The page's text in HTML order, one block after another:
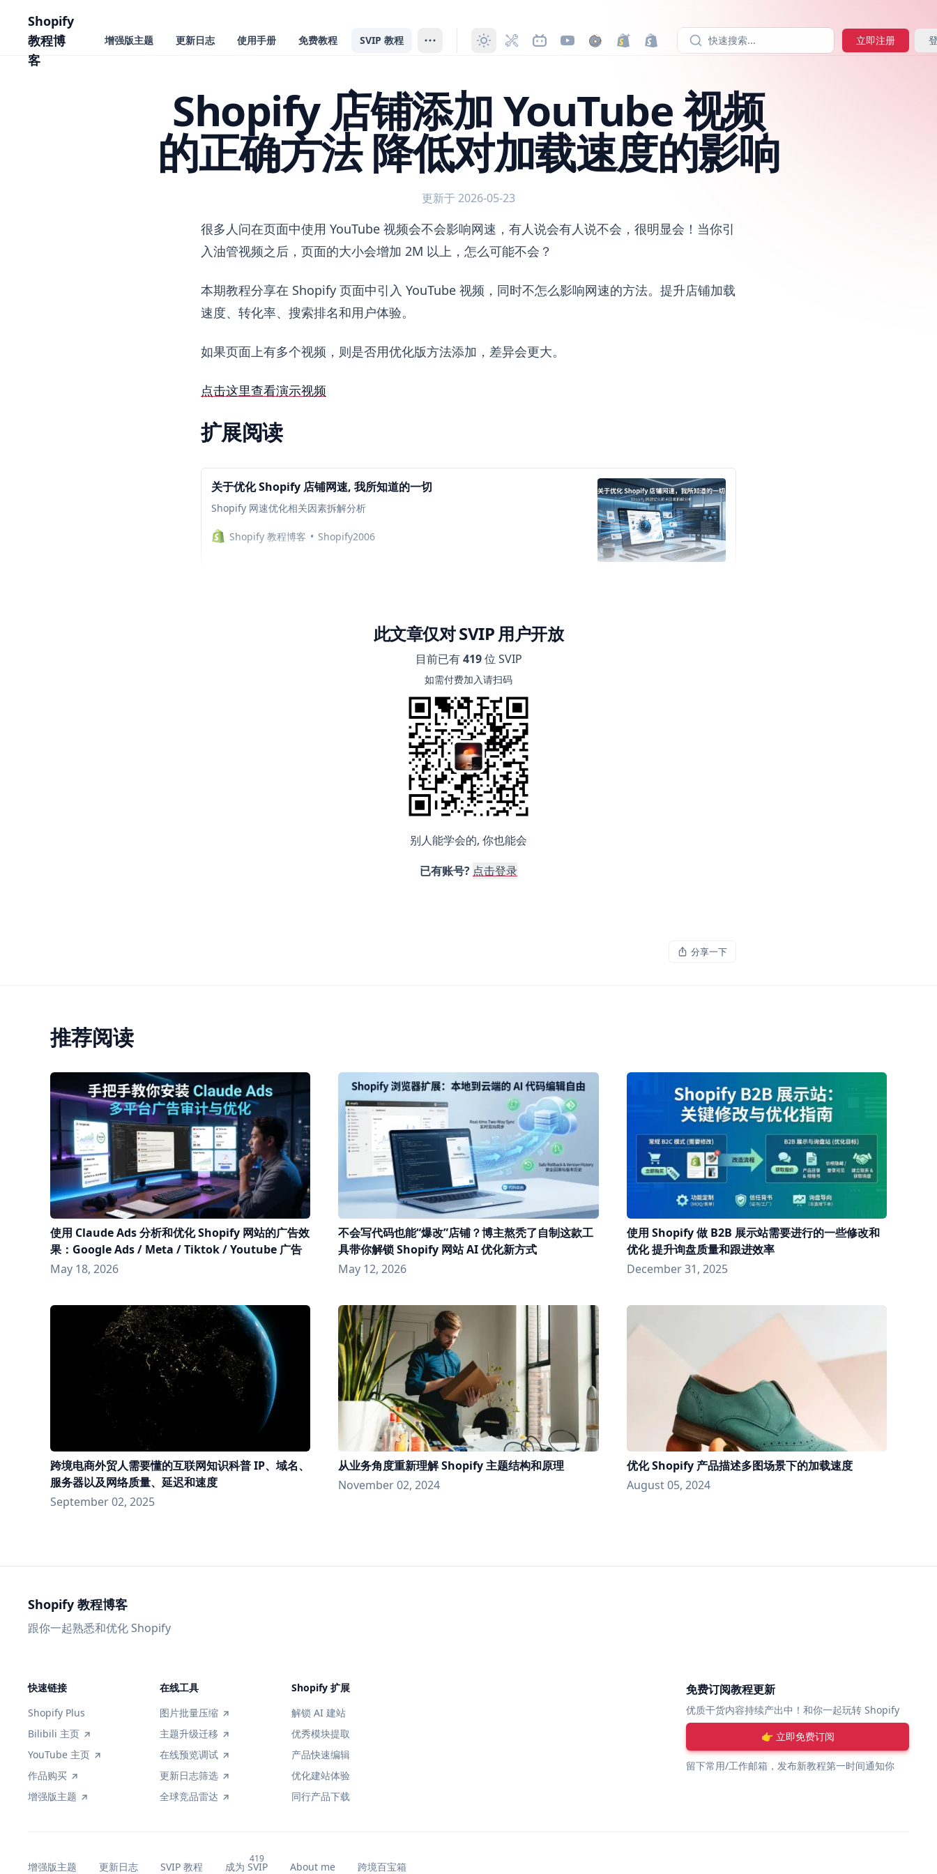
要内容Shopify
教程博
客
增强版主题 更新日志 使用手册 免费教程 SVIP 教程 快速搜索... 立即注册
Shopify 店铺添加 YouTube 视频
的正确方法 降低对加载速度的影响
更新于 2026-05-23
Shopify 店铺添加 YouTube 视频的正确方法 降低对加载速度的影响
很多人问在页面中使用 YouTube 视频会不会影响网速，有人说会有人说不会，很明显会！当你引
入油管视频之后，页面的大小会增加 2M 以上，怎么可能不会？
本期教程分享在 Shopify 页面中引入 YouTube 视频，同时不怎么影响网速的方法。提升店铺加载
速度、转化率、搜索排名和用户体验。
如果页面上有多个视频，则是否用优化版方法添加，差异会更大。
点击这里查看演示视频
扩展阅读
关于优化 Shopify 店铺网速, 我所知道的一切
Shopify 网速优化相关因素拆解分析
Shopify 教程博客 Shopify2006
此文章仅对 SVIP 用户开放
目前已有419位 SVIP
如需付费加入请扫码
别人能学会的, 你也能会
已有账号? 点击登录
分享一下
推荐阅读
使用 Claude Ads 分析和优化 Shopify 网站的广告效
果：Google Ads / Meta / Tiktok / Youtube 广告
May 18, 2026
不会写代码也能“爆改”店铺？博主熬秃了自制这款工
具带你解锁 Shopify 网站 AI 优化新方式
May 12, 2026
使用 Shopify 做 B2B 展示站需要进行的一些修改和
优化 提升询盘质量和跟进效率
December 31, 2025
跨境电商外贸人需要懂的互联网知识科普 IP、域名、
服务器以及网络质量、延迟和速度
September 02, 2025
从业务角度重新理解 Shopify 主题结构和原理
November 02, 2024
优化 Shopify 产品描述多图场景下的加载速度
August 05, 2024
Shopify 教程博客
跟你一起熟悉和优化 Shopify
快速链接
Shopify Plus
Bilibili 主页
YouTube 主页
作品购买
增强版主题
在线工具
图片批量压缩
主题升级迁移
在线预览调试
更新日志筛选
全球竞品雷达
Shopify 扩展
解锁 AI 建站
优秀模块提取
产品快速编辑
优化建站体验
同行产品下载
免费订阅教程更新
优质干货内容持续产出中！和你一起玩转 Shopify
👉 立即免费订阅
留下常用/工作邮箱，发布新教程第一时间通知你
增强版主题 更新日志 SVIP 教程 成为 SVIP About me 跨境百宝箱